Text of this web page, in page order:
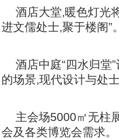
酒店大堂,暖色灯光
进文儒处士,聚于楼阁”。
酒店中庭“四水归堂
的场景,现代设计与处
主会场5000㎡无柱
会及各类博览会需求。